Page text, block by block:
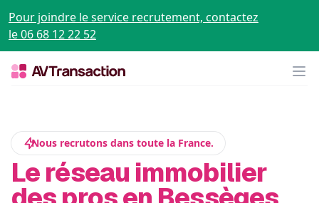
Pour joindre le service recrutement, contactez
le 06 68 12 22 52
Nous recrutons dans toute la France.
Le réseau immobilier